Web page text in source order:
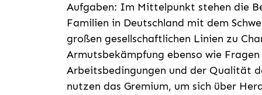
Aufgaben: Im Mittelpunkt stehen die
Familien in Deutschland mit dem
großen gesellschaftlichen Linien zu
Armutsbekämpfung ebenso wie
Arbeitsbedingungen und der Qualität
nutzen das Gremium, um sich über